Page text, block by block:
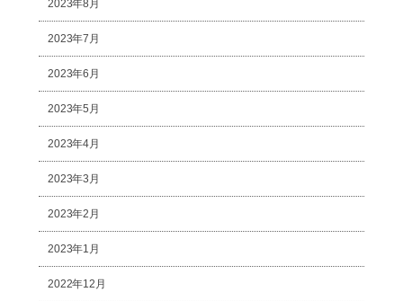
2023年8月
2023年7月
2023年6月
2023年5月
2023年4月
2023年3月
2023年2月
2023年1月
2022年12月